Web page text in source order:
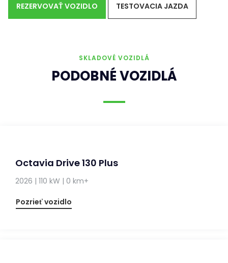
REZERVOVAŤ VOZIDLO TESTOVACIA JAZDA
SKLADOVÉ VOZIDLÁ
PODOBNÉ VOZIDLÁ
Octavia Drive 130 Plus
2026 | 110 kW | 0 km+
Pozrieť vozidlo